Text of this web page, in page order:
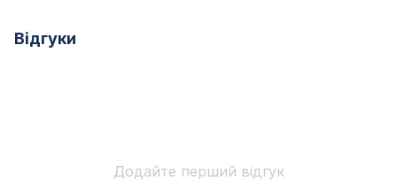
Відгуки
Додайте перший відгук